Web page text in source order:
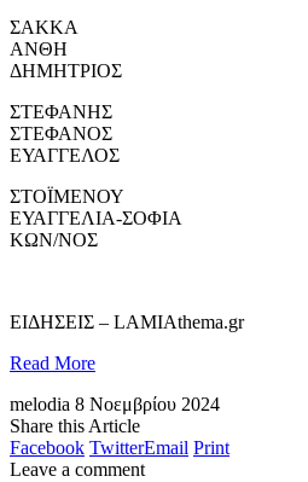
ΣΑΚΚΑ
ΑΝΘΗ
ΔΗΜΗΤΡΙΟΣ
ΣΤΕΦΑΝΗΣ
ΣΤΕΦΑΝΟΣ
ΕΥΑΓΓΕΛΟΣ
ΣΤΟΪΜΕΝΟΥ
ΕΥΑΓΓΕΛΙΑ-ΣΟΦΙΑ
ΚΩΝ/ΝΟΣ
​ΕΙΔΗΣΕΙΣ – LAMIAthema.gr
Read More
melodia 8 Νοεμβρίου 2024
Share this Article
Facebook TwitterEmail Print
Leave a comment